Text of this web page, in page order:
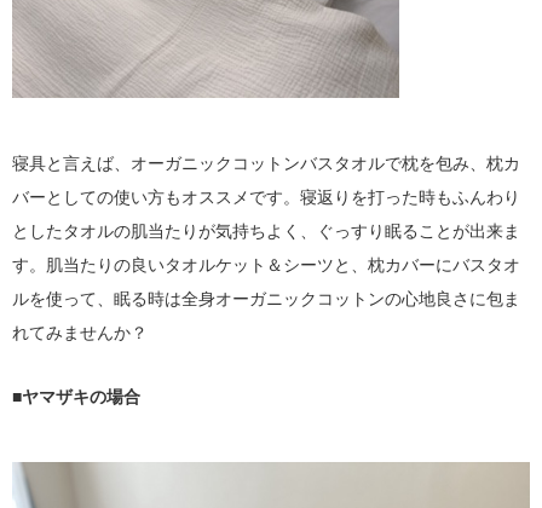
寝具と言えば、オーガニックコットンバスタオルで枕を包み、枕カ
バーとしての使い方もオススメです。寝返りを打った時もふんわり
としたタオルの肌当たりが気持ちよく、ぐっすり眠ることが出来ま
す。肌当たりの良いタオルケット＆シーツと、枕カバーにバスタオ
ルを使って、眠る時は全身オーガニックコットンの心地良さに包ま
れてみませんか？
■ヤマザキの場合